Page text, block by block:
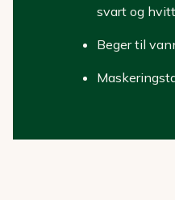
svart og
Beger til